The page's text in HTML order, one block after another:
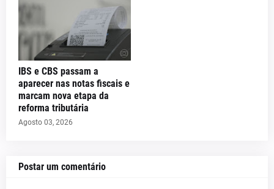
IBS e CBS passam a
aparecer nas notas fiscais e
marcam nova etapa da
reforma tributária
Agosto 03, 2026
Postar um comentário